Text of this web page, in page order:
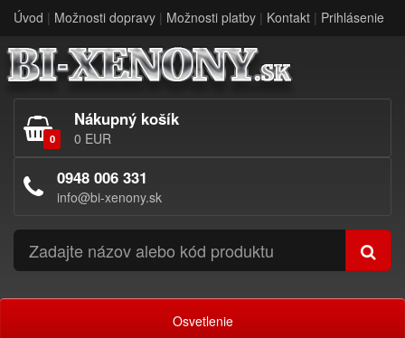
Úvod | Možnosti dopravy | Možnosti platby | Kontakt | Prihlásenie
0
Nákupný košík
0 EUR
0948 006 331
info@bi-xenony.sk
Osvetlenie